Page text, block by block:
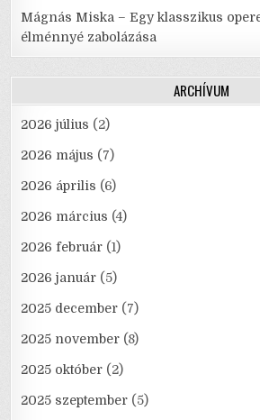
Mágnás Miska – Egy klasszikus
élménnyé zabolázása
ARCHÍVUM
2026 július (2)
2026 május (7)
2026 április (6)
2026 március (4)
2026 február (1)
2026 január (5)
2025 december (7)
2025 november (8)
2025 október (2)
2025 szeptember (5)